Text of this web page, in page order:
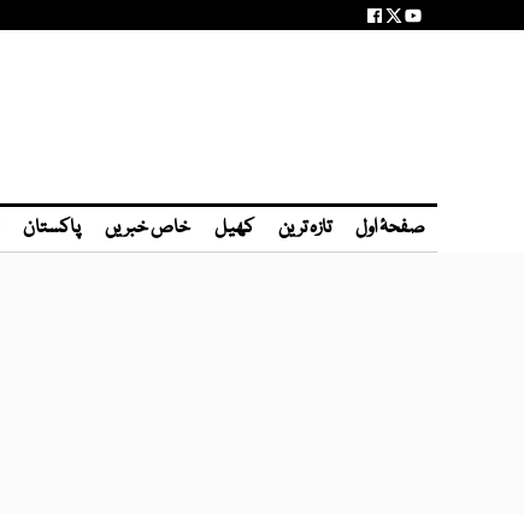
صفحۂ اول تازہ ترین کھیل خاص خبریں پاکستان